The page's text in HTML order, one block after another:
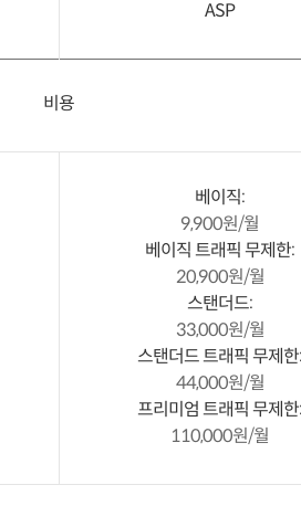
ASP
비용
베이직:
9,900원/월
베이직 트래픽 무제한:
20,900원/월
스탠더드:
33,000원/월
스탠더드 트래픽 무제한:
44,000원/월
프리미엄 트래픽 무제한:
110,000원/월